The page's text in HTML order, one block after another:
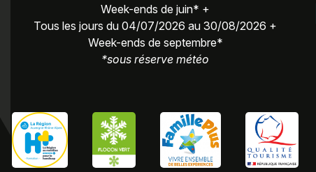
Week-ends de juin* +
Tous les jours du 04/07/2026 au 30/08/2026 +
Week-ends de septembre*
*sous réserve météo